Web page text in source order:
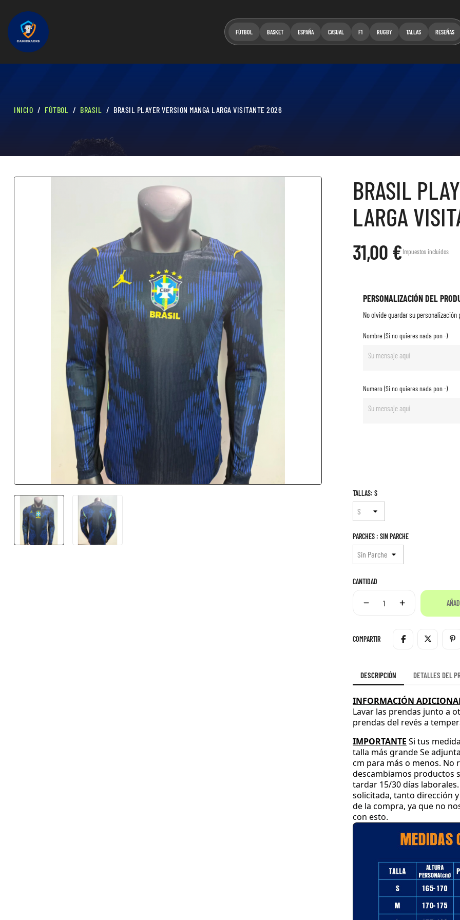
FÚTBOL BASKET ESPAÑA CASUAL F1 RUGBY TALLAS RESEÑAS
INICIO FÚTBOL BRASIL BRASIL PLAYER VERSION MANGA LARGA VISITANTE 2026
BRASIL
LARGA
31,00 €Impuestos incluidos
PERSONALIZACIÓN DEL
No olvide guardar su
Nombre (Si no quieres nada pon -)
Numero (Si no quieres nada pon -)
TALLAS: S
PARCHES : SIN PARCHE
CANTIDAD
COMPARTIR
DESCRIPCIÓN DETALLES DEL
INFORMACIÓN
Lavar las prendas junto a
prendas del revés a
IMPORTANTE Si tus
talla más grandeSe
cm para más o menos. No
descambiamos productos
tardar 15/30 días laborales.
solicitada, tanto dirección
de la compra, ya que no
con esto.